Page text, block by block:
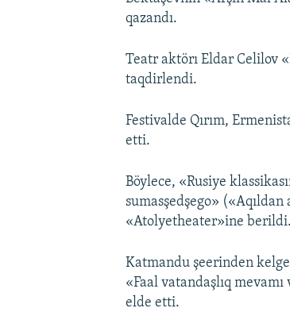
qazandı.
Teatr aktörı Eldar Celilov
taqdirlendi.
Festivalde Qırım,
etti.
Böylece, «Rusiye
sumasşedşego»
«Atolyetheater»ine berildi.
Katmandu şeerinden
«Faal vatandaşlıq
elde etti.